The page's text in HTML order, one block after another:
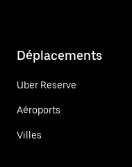
Déplacements
Uber Reserve
Aéroports
Villes